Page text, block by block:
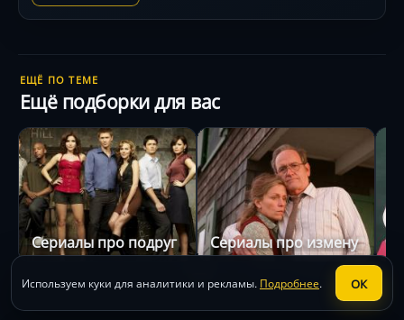
ЕЩЁ ПО ТЕМЕ
Ещё подборки для вас
Сериалы про подруг Сериалы про измену
Используем куки для аналитики и рекламы. Подробнее. ОК